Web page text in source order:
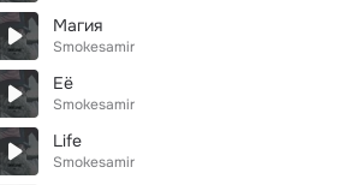
Магия
Smokesamir
Её
Smokesamir
Life
Smokesamir